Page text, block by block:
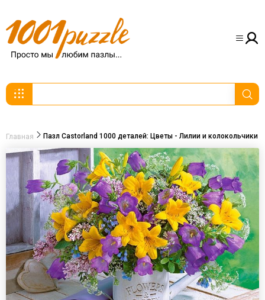
Главная Пазл Castorland 1000 деталей: Цветы - Лилии и колокольчики